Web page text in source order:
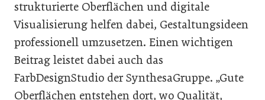
strukturierte Oberflächen und digitale
Visualisierung helfen dabei, Gestaltungsideen
professionell umzusetzen. Einen wichtigen
Beitrag leistet dabei auch das
FarbDesignStudio der SynthesaGruppe. „Gute
Oberflächen entstehen dort, wo Qualität,